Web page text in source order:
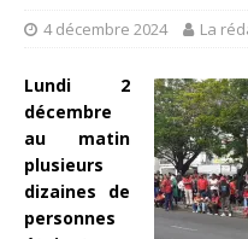
4 décembre 2024 La
Lundi 2
décembre
au matin
plusieurs
dizaines de
personnes